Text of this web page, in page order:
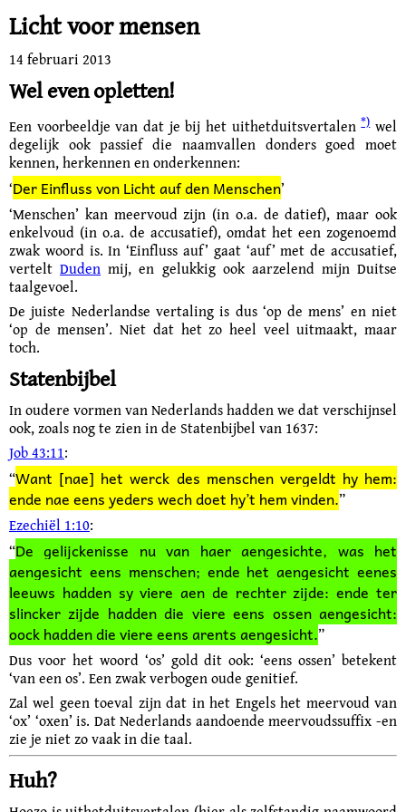
Licht voor mensen
14 februari 2013
Wel even opletten!
Een voorbeeldje van dat je bij het uithetduitsvertalen*)wel
degelijk ook passief die naamvallen donders goed moet
kennen, herkennen en onderkennen:
‘Der Einfluss von Licht auf den Menschen’
‘Menschen’ kan meervoud zijn (in o.a. de datief), maar ook
enkelvoud (in o.a. de accusatief), omdat het een zogenoemd
zwak woord is. In ‘Einfluss auf’ gaat ‘auf’ met de accusatief,
verteltDuden mij, en gelukkig ook aarzelend mijn Duitse
taalgevoel.
De juiste Nederlandse vertaling is dus ‘op de mens’ en niet
‘op de mensen’. Niet dat het zo heel veel uitmaakt, maar
toch.
Statenbijbel
In oudere vormen van Nederlands hadden we dat verschijnsel
ook, zoals nog te zien in de Statenbijbel van 1637:
Job 43:11:
“Want [nae] het werck des menschen vergeldt hy hem:
ende nae eens yeders wech doet hy’t hem vinden.”
Ezechiël 1:10:
“De gelijckenisse nu van haer aengesichte, was het
aengesicht eens menschen; ende het aengesicht eenes
leeuws hadden sy viere aen de rechter zijde: ende ter
slincker zijde hadden die viere eens ossen aengesicht:
oock hadden die viere eens arents aengesicht.”
Dus voor het woord ‘os’ gold dit ook: ‘eens ossen’ betekent
‘van een os’. Een zwak verbogen oude genitief.
Zal wel geen toeval zijn dat in het Engels het meervoud van
‘ox’ ‘oxen’ is. Dat Nederlands aandoende meervoudssuffix ‑en
zie je niet zo vaak in die taal.
Huh?